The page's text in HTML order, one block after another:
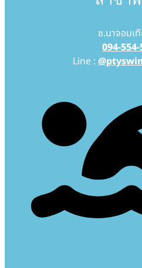
ซ.นาจอมเ
094-
Line :